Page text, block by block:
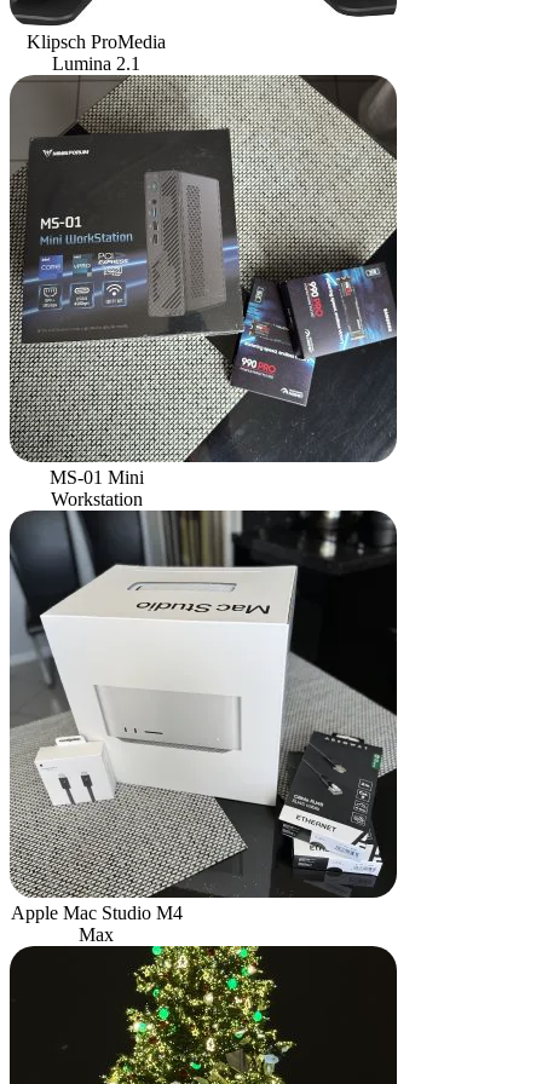
Klipsch ProMedia
Lumina 2.1
MS-01 Mini
Workstation
Apple Mac Studio M4
Max